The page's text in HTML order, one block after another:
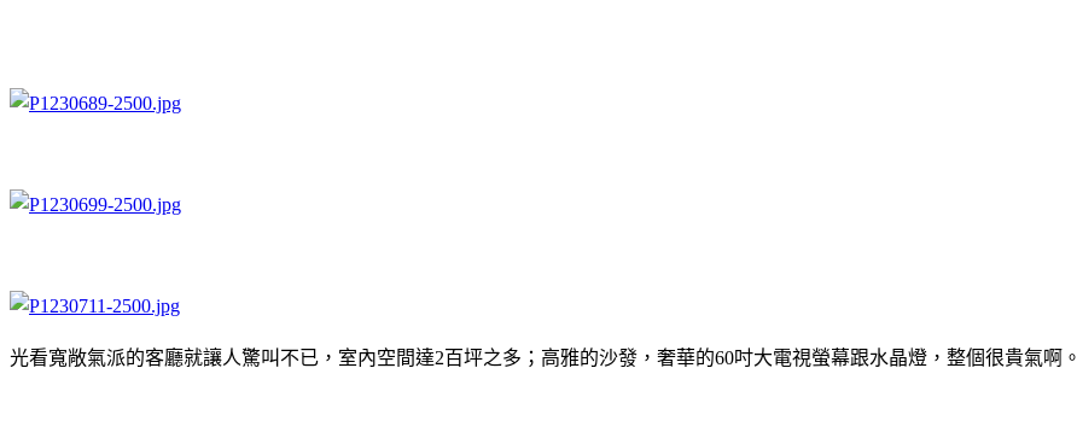
光看寬敞氣派的客廳就讓人驚叫不已， 室內空間達2百坪之多；高雅的沙發，奢華的60吋大電視螢幕跟水晶燈，整個很貴氣啊。